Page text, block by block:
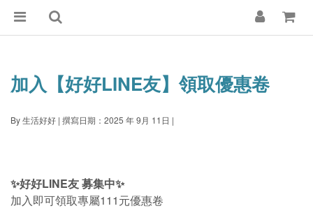
加入【好好LINE友】領取優惠卷
By 生活好好 | 撰寫日期：2025 年 9月 11日 |
✨好好LINE友 募集中✨
加入即可領取專屬111元優惠卷